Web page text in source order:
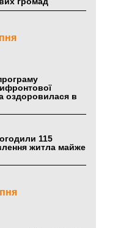
оздоровилася в
115
житла майже